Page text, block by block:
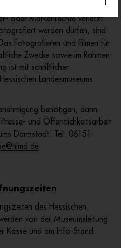
private Nutzung darstellt
oder Markenrechte verletzt
werden dürfen, sind
Fotografieren und Filmen für
Zwecke sowie im Rahmen
ist mit schriftlicher
Landesmuseums
benötigen, dann
und Öffentlichkeitsarbeit
Darmstadt: Tel. 06151-
des Hessischen
von der Museumsleitung
Kasse und am Info-Stand